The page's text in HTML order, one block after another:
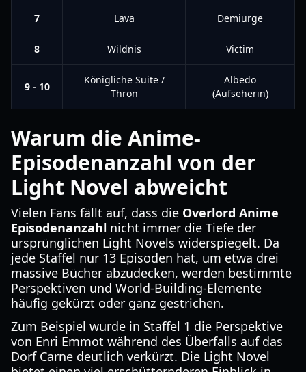
7 Lava Demiurge
8 Wildnis Victim
9 - 10
Königliche Suite /
Thron
Albedo
(Aufseherin)
Warum die Anime-
Episodenanzahl von der
Light Novel abweicht
Vielen Fans fällt auf, dass die Overlord Anime
Episodenanzahl nicht immer die Tiefe der
ursprünglichen Light Novels widerspiegelt. Da
jede Staffel nur 13 Episoden hat, um etwa drei
massive Bücher abzudecken, werden bestimmte
Perspektiven und World-Building-Elemente
häufig gekürzt oder ganz gestrichen.
Zum Beispiel wurde in Staffel 1 die Perspektive
von Enri Emmot während des Überfalls auf das
Dorf Carne deutlich verkürzt. Die Light Novel